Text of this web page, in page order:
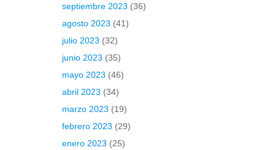
septiembre 2023 (36)
agosto 2023 (41)
julio 2023 (32)
junio 2023 (35)
mayo 2023 (46)
abril 2023 (34)
marzo 2023 (19)
febrero 2023 (29)
enero 2023 (25)